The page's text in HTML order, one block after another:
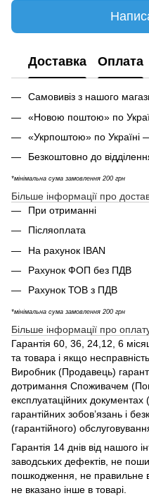
Доставка Оплата
Самовивіз з нашого
«Новою поштою» по
«Укрпоштою» по Україні
Безкоштовно до
*мінімальна сума замовлення 200 грн
Більше інформації про
При отриманні
Післяоплата
На рахунок IBAN
Рахунок ФОП без ПДВ
Рахунок ТОВ з ПДВ
*мінімальна сума замовлення 200 грн
Більше інформації про
Гарантія 60, 36, 24,12, 6
та товара і якщо
Виробник (Продавець)
дотримання Споживачем
експлуатаційних документах
гарантійних зобов’язань і
(гарантійного)
Гарантія 14 днів від нашого
заводських дефектів, не
пошкодження, не правильне
не вказано інше в товарі.